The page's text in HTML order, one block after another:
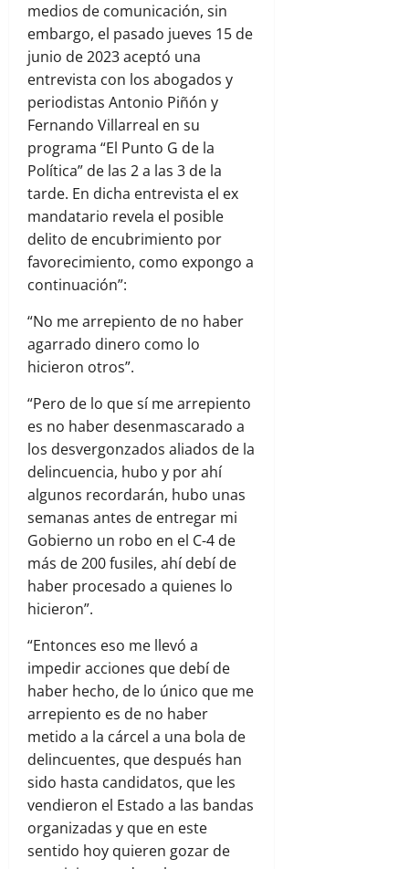
medios de comunicación, sin
embargo, el pasado jueves 15 de
junio de 2023 aceptó una
entrevista con los abogados y
periodistas Antonio Piñón y
Fernando Villarreal en su
programa “El Punto G de la
Política” de las 2 a las 3 de la
tarde. En dicha entrevista el ex
mandatario revela el posible
delito de encubrimiento por
favorecimiento, como expongo a
continuación”:
“No me arrepiento de no haber
agarrado dinero como lo
hicieron otros”.
“Pero de lo que sí me arrepiento
es no haber desenmascarado a
los desvergonzados aliados de la
delincuencia, hubo y por ahí
algunos recordarán, hubo unas
semanas antes de entregar mi
Gobierno un robo en el C-4 de
más de 200 fusiles, ahí debí de
haber procesado a quienes lo
hicieron”.
“Entonces eso me llevó a
impedir acciones que debí de
haber hecho, de lo único que me
arrepiento es de no haber
metido a la cárcel a una bola de
delincuentes, que después han
sido hasta candidatos, que les
vendieron el Estado a las bandas
organizadas y que en este
sentido hoy quieren gozar de